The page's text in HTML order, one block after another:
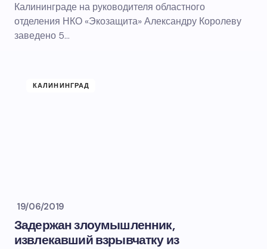
Калининграде на руководителя областного
отделения НКО «Экозащита» Александру Королеву
заведено 5…
КАЛИНИНГРАД
19/06/2019
Задержан злоумышленник,
извлекавший взрывчатку из